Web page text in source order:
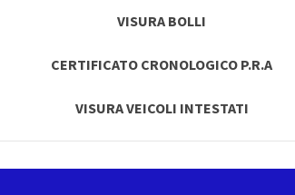
VISURA BOLLI
CERTIFICATO CRONOLOGICO P.R.A
VISURA VEICOLI INTESTATI